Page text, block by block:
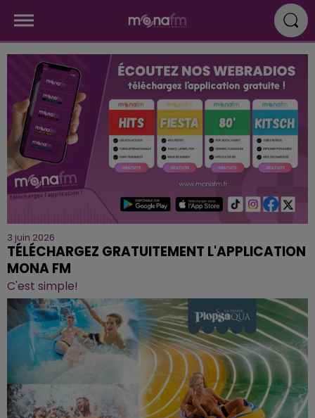
3 juin 2026
TÉLÉCHARGEZ GRATUITEMENT L'APPLICATION
MONA FM
C'est simple!